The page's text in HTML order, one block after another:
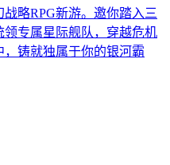
略RPG新游。邀你踏入三
专属星际舰队，穿越危机
铸就独属于你的银河霸